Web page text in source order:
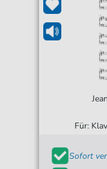
Für:
Sofort